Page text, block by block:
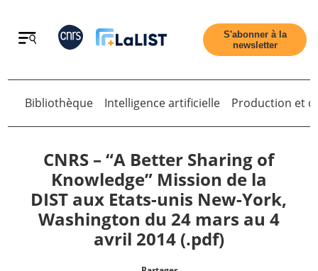
Retour
Accueil
Tous les articles
S'abonner à la
newsletter
Retour
Bibliothèque Intelligence artificielle Production et
CNRS – “A Better Sharing of
Knowledge” Mission de la
DIST aux Etats-unis New-York,
Washington du 24 mars au 4
avril 2014 (.pdf)